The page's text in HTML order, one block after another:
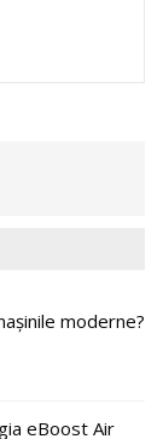
moderne?
eBoost Air